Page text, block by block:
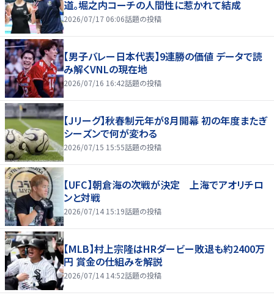
道。堀之内コーチの人間性に惹かれて結成
2026/07/17 06:06話題の投稿
【男子バレー日本代表】9連勝の価値 データで読
み解くVNLの現在地
2026/07/16 16:42話題の投稿
【Jリーグ】秋春制元年が8月開幕 初の年度またぎ
シーズンで何が変わる
2026/07/15 15:55話題の投稿
【UFC】朝倉海の次戦が決定 上海でアオリチロ
ンと対戦
2026/07/14 15:19話題の投稿
【MLB】村上宗隆はHRダービー敗退も約2400万
円 賞金の仕組みを解説
2026/07/14 14:52話題の投稿